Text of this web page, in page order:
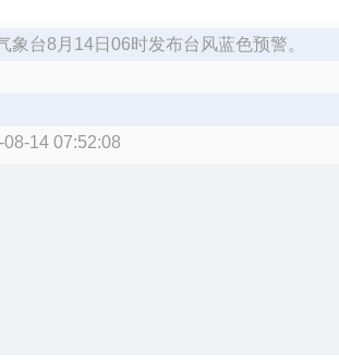
象台8月14日06时发布台风蓝色预警。
08-14 07:52:08